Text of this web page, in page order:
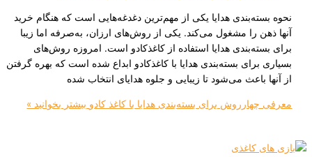
هدایا یکی از مهم‌ترین دغدغه‌هایی است که هنگام خرید
را مشغول می‌کند. یکی از روش‌های ارزان، به‌صرفه اما زیبا
هدایا استفاده از کاغذکادو است. امروزه روش‌های
بسته‌بندی هدایا با کاغذکادو ابداع شده است که بهره‌ گرفتن
می‌شود تا زیبایی و جلوه هدایای انتخاب شده
برای بسته‌بندی هدایا با کاغذ کادوبیشتر بخوانید »